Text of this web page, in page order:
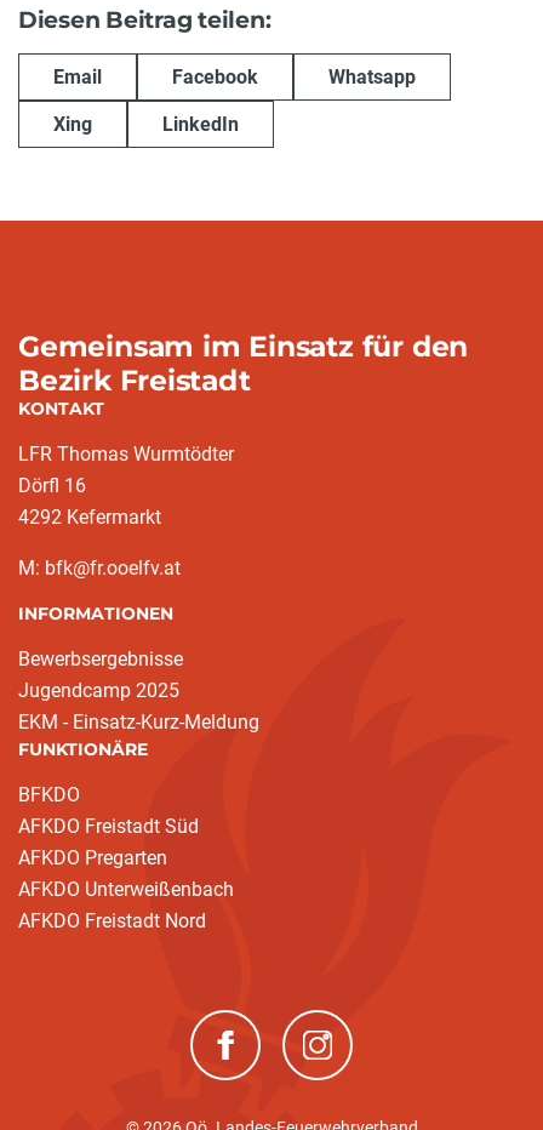
Diesen Beitrag teilen:
Email Facebook Whatsapp
Xing LinkedIn
Gemeinsam im Einsatz für den
Bezirk Freistadt
KONTAKT
LFR Thomas Wurmtödter
Dörfl 16
4292 Kefermarkt
M: bfk@fr.ooelfv.at
INFORMATIONEN
Bewerbsergebnisse
Jugendcamp 2025
EKM - Einsatz-Kurz-Meldung
FUNKTIONÄRE
BFKDO
AFKDO Freistadt Süd
AFKDO Pregarten
AFKDO Unterweißenbach
AFKDO Freistadt Nord
(neues Fenster)(neues Fenster)